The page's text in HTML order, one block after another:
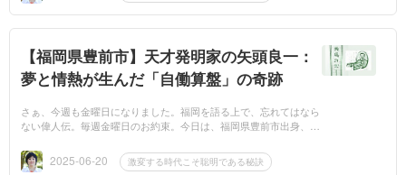
【福岡県豊前市】天才発明家の矢頭良一：
夢と情熱が生んだ「自働算盤」の奇跡
さぁ、今週も金曜日になりました。福岡を語る上で、忘れてはなら
ない偉人伝。毎週金曜日のお約束。今日は、福岡県豊前市出身、矢
話です。...2025-06-20 激変する時代こそ聡明である秘訣